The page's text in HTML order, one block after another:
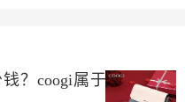
？coogi属于什么档次